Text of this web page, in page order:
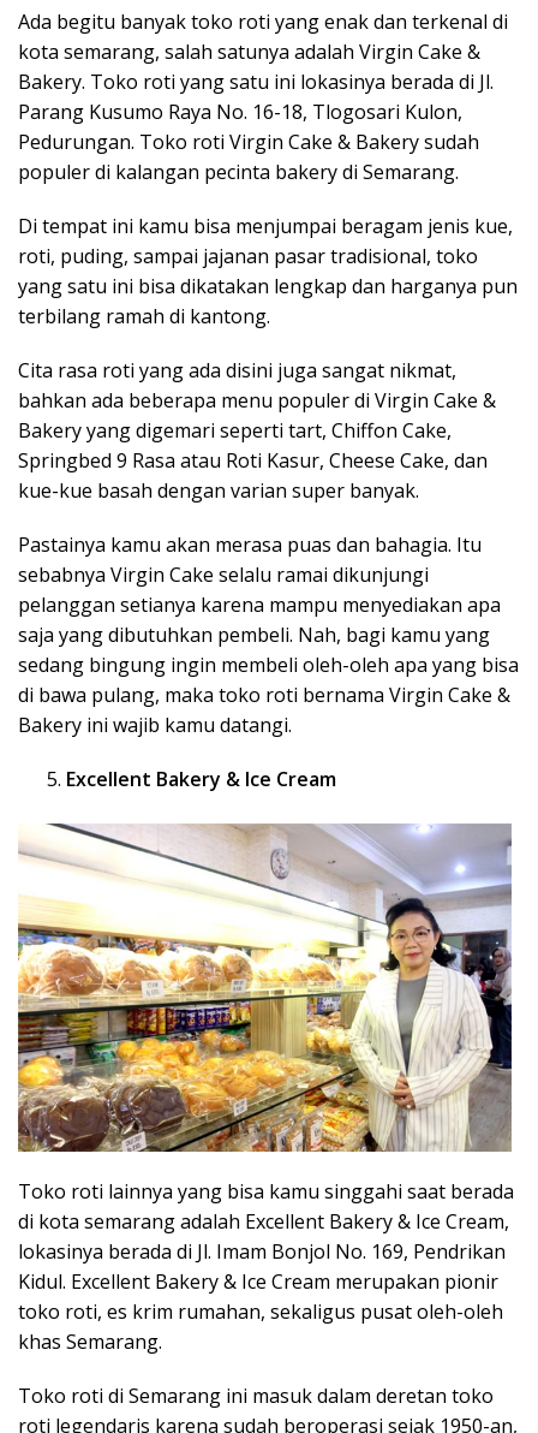
Ada begitu banyak toko roti yang enak dan terkenal di
kota semarang, salah satunya adalah Virgin Cake &
Bakery. Toko roti yang satu ini lokasinya berada di Jl.
Parang Kusumo Raya No. 16-18, Tlogosari Kulon,
Pedurungan. Toko roti Virgin Cake & Bakery sudah
populer di kalangan pecinta bakery di Semarang.
Di tempat ini kamu bisa menjumpai beragam jenis kue,
roti, puding, sampai jajanan pasar tradisional, toko
yang satu ini bisa dikatakan lengkap dan harganya pun
terbilang ramah di kantong.
Cita rasa roti yang ada disini juga sangat nikmat,
bahkan ada beberapa menu populer di Virgin Cake &
Bakery yang digemari seperti tart, Chiffon Cake,
Springbed 9 Rasa atau Roti Kasur, Cheese Cake, dan
kue-kue basah dengan varian super banyak.
Pastainya kamu akan merasa puas dan bahagia. Itu
sebabnya Virgin Cake selalu ramai dikunjungi
pelanggan setianya karena mampu menyediakan apa
saja yang dibutuhkan pembeli. Nah, bagi kamu yang
sedang bingung ingin membeli oleh-oleh apa yang bisa
di bawa pulang, maka toko roti bernama Virgin Cake &
Bakery ini wajib kamu datangi.
Excellent Bakery & Ice Cream
Toko roti lainnya yang bisa kamu singgahi saat berada
di kota semarang adalah Excellent Bakery & Ice Cream,
lokasinya berada di Jl. Imam Bonjol No. 169, Pendrikan
Kidul. Excellent Bakery & Ice Cream merupakan pionir
toko roti, es krim rumahan, sekaligus pusat oleh-oleh
khas Semarang.
Toko roti di Semarang ini masuk dalam deretan toko
roti legendaris karena sudah beroperasi sejak 1950-an,